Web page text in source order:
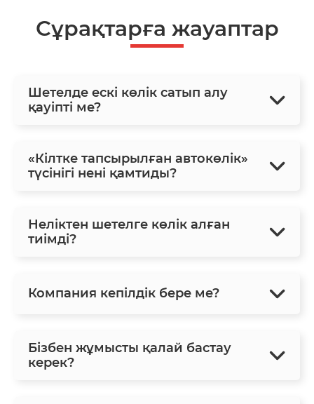
Сұрақтарға жауаптар
Шетелде ескі көлік сатып алу
қауіпті ме?
«Кілтке тапсырылған автокөлік»
түсінігі нені қамтиды?
Неліктен шетелге көлік алған
тиімді?
Компания кепілдік бере ме?
Бізбен жұмысты қалай бастау
керек?